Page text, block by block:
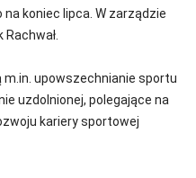
koniec lipca. W zarządzie
upowszechnianie sportu
uzdolnionej, polegające na
kariery sportowej